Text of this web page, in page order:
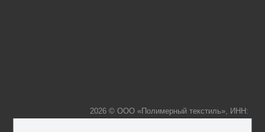
2026 © ООО «Полимерный текстиль», ИНН: